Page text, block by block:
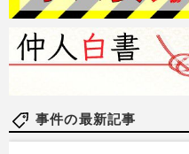
事件の最新記事